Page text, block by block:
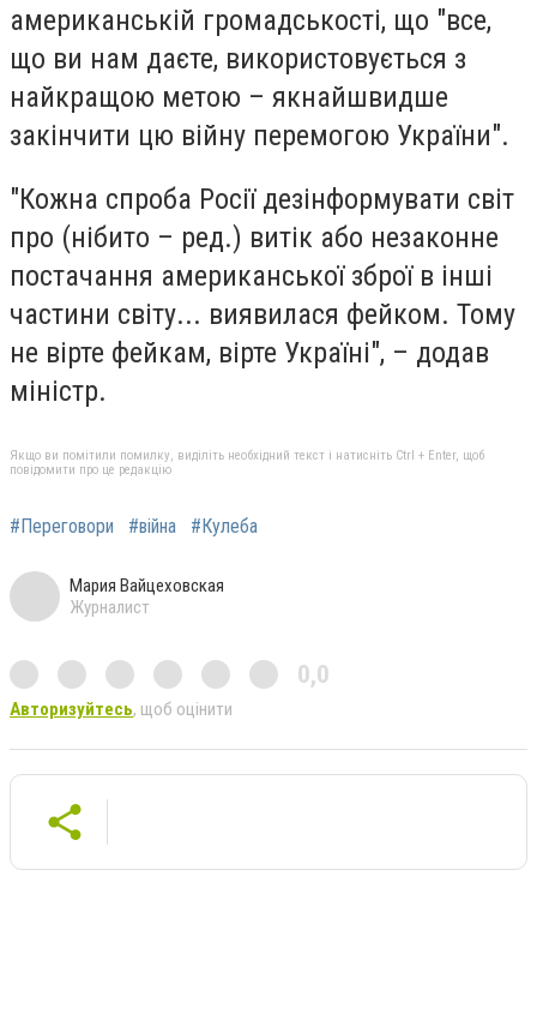
американській громадськості, що "все,
що ви нам даєте, використовується з
найкращою метою – якнайшвидше
закінчити цю війну перемогою України".
"Кожна спроба Росії дезінформувати світ
про (нібито – ред.) витік або незаконне
постачання американської зброї в інші
частини світу... виявилася фейком. Тому
не вірте фейкам, вірте Україні", – додав
міністр.
Якщо ви помітили помилку, виділіть необхідний текст і натисніть Ctrl + Enter, щоб
повідомити про це редакцію
#Переговори #війна #Кулеба
Мария Вайцеховская
Журналист
0,0
Авторизуйтесь, щоб оцінити